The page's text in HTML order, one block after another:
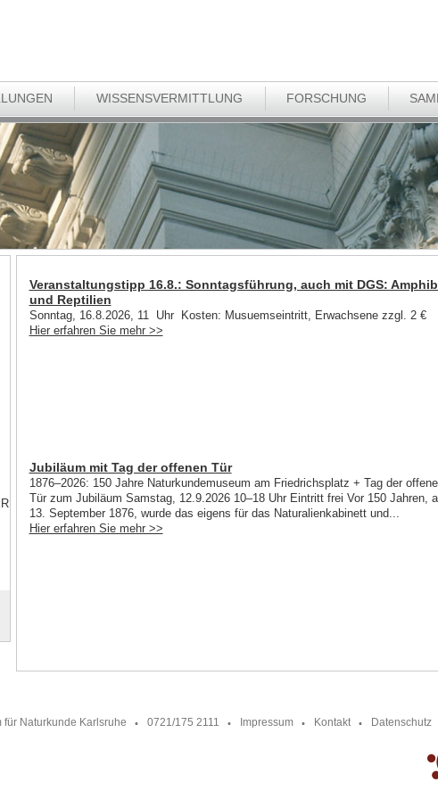
WISSENSVERMITTLUNG FORSCHUNG
Veranstaltungstipp 16.8.: Sonntagsführung, auch mit DGS:
und Reptilien
Sonntag, 16.8.2026, 11 Uhr Kosten: Musuemseintritt, Erwachsene zzgl. 2 €
Hier erfahren Sie mehr >>
Jubiläum mit Tag der offenen Tür
1876–2026: 150 Jahre Naturkundemuseum am Friedrichsplatz + Tag der
Tür zum Jubiläum Samstag, 12.9.2026 10–18 Uhr Eintritt frei Vor 150 Jahren,
13. September 1876, wurde das eigens für das Naturalienkabinett und...
Hier erfahren Sie mehr >>
Naturkunde Karlsruhe 0721/175 2111 Impressum Kontakt Datenschutz